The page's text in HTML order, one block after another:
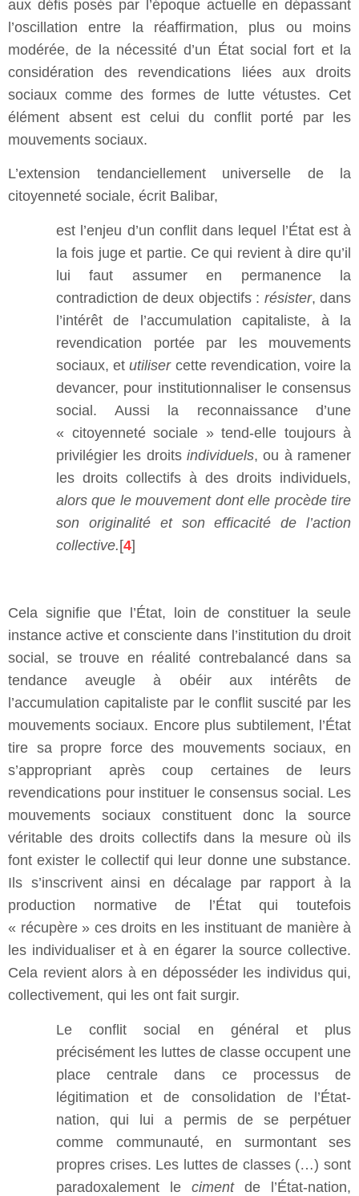
aux défis posés par l’époque actuelle en dépassant
l’oscillation entre la réaffirmation, plus ou moins
modérée, de la nécessité d’un État social fort et la
considération des revendications liées aux droits
sociaux comme des formes de lutte vétustes. Cet
élément absent est celui du conflit porté par les
mouvements sociaux.
L’extension tendanciellement universelle de la
citoyenneté sociale, écrit Balibar,
est l’enjeu d’un conflit dans lequel l’État est à
la fois juge et partie. Ce qui revient à dire qu’il
lui faut assumer en permanence la
contradiction de deux objectifs : résister, dans
l’intérêt de l’accumulation capitaliste, à la
revendication portée par les mouvements
sociaux, etutilisercette revendication, voire la
devancer, pour institutionnaliser le consensus
social. Aussi la reconnaissance d’une
« citoyenneté sociale » tend-elle toujours à
privilégier les droits individuels, ou à ramener
les droits collectifs à des droits individuels,
alors que le mouvement dont elle procède tire
son originalité et son efficacité de l’action
collective.[4]
Cela signifie que l’État, loin de constituer la seule
instance active et consciente dans l’institution du droit
social, se trouve en réalité contrebalancé dans sa
tendance aveugle à obéir aux intérêts de
l’accumulation capitaliste par le conflit suscité par les
mouvements sociaux. Encore plus subtilement, l’État
tire sa propre force des mouvements sociaux, en
s’appropriant après coup certaines de leurs
revendications pour instituer le consensus social. Les
mouvements sociaux constituent donc la source
véritable des droits collectifs dans la mesure où ils
font exister le collectif qui leur donne une substance.
Ils s’inscrivent ainsi en décalage par rapport à la
production normative de l’État qui toutefois
« récupère » ces droits en les instituant de manière à
les individualiser et à en égarer la source collective.
Cela revient alors à en déposséder les individus qui,
collectivement, qui les ont fait surgir.
Le conflit social en général et plus
précisément les luttes de classe occupent une
place centrale dans ce processus de
légitimation et de consolidation de l’État-
nation, qui lui a permis de se perpétuer
comme communauté, en surmontant ses
propres crises. Les luttes de classes (…) sont
paradoxalement le cimentde l’État-nation,